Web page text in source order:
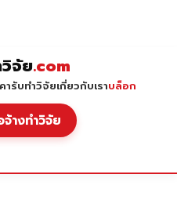
จัย.com
ารับทำวิจัยเกี่ยวกับเราบล็อก
างทำวิจัย